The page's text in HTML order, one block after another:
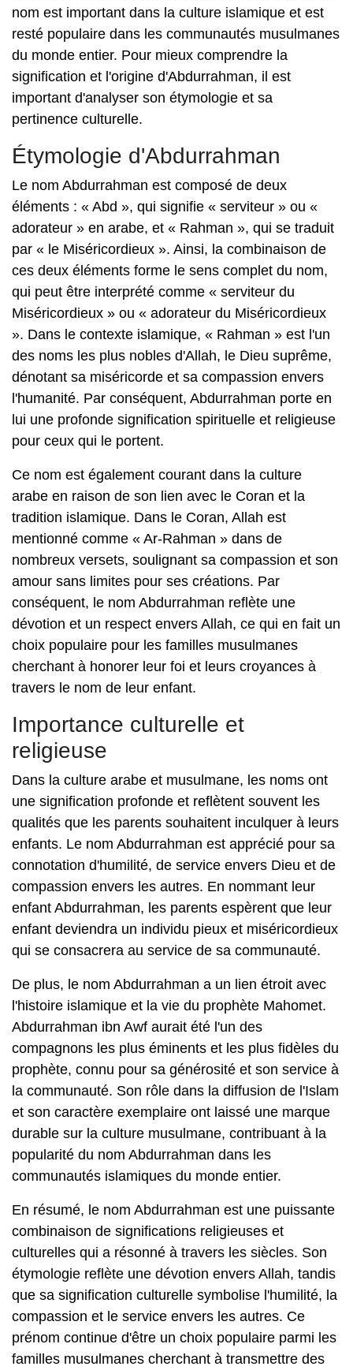
nom est important dans la culture islamique et est
resté populaire dans les communautés musulmanes
du monde entier. Pour mieux comprendre la
signification et l'origine d'Abdurrahman, il est
important d'analyser son étymologie et sa
pertinence culturelle.
Étymologie d'Abdurrahman
Le nom Abdurrahman est composé de deux
éléments : « Abd », qui signifie « serviteur » ou «
adorateur » en arabe, et « Rahman », qui se traduit
par « le Miséricordieux ». Ainsi, la combinaison de
ces deux éléments forme le sens complet du nom,
qui peut être interprété comme « serviteur du
Miséricordieux » ou « adorateur du Miséricordieux
». Dans le contexte islamique, « Rahman » est l'un
des noms les plus nobles d'Allah, le Dieu suprême,
dénotant sa miséricorde et sa compassion envers
l'humanité. Par conséquent, Abdurrahman porte en
lui une profonde signification spirituelle et religieuse
pour ceux qui le portent.
Ce nom est également courant dans la culture
arabe en raison de son lien avec le Coran et la
tradition islamique. Dans le Coran, Allah est
mentionné comme « Ar-Rahman » dans de
nombreux versets, soulignant sa compassion et son
amour sans limites pour ses créations. Par
conséquent, le nom Abdurrahman reflète une
dévotion et un respect envers Allah, ce qui en fait un
choix populaire pour les familles musulmanes
cherchant à honorer leur foi et leurs croyances à
travers le nom de leur enfant.
Importance culturelle et
religieuse
Dans la culture arabe et musulmane, les noms ont
une signification profonde et reflètent souvent les
qualités que les parents souhaitent inculquer à leurs
enfants. Le nom Abdurrahman est apprécié pour sa
connotation d'humilité, de service envers Dieu et de
compassion envers les autres. En nommant leur
enfant Abdurrahman, les parents espèrent que leur
enfant deviendra un individu pieux et miséricordieux
qui se consacrera au service de sa communauté.
De plus, le nom Abdurrahman a un lien étroit avec
l'histoire islamique et la vie du prophète Mahomet.
Abdurrahman ibn Awf aurait été l'un des
compagnons les plus éminents et les plus fidèles du
prophète, connu pour sa générosité et son service à
la communauté. Son rôle dans la diffusion de l'Islam
et son caractère exemplaire ont laissé une marque
durable sur la culture musulmane, contribuant à la
popularité du nom Abdurrahman dans les
communautés islamiques du monde entier.
En résumé, le nom Abdurrahman est une puissante
combinaison de significations religieuses et
culturelles qui a résonné à travers les siècles. Son
étymologie reflète une dévotion envers Allah, tandis
que sa signification culturelle symbolise l'humilité, la
compassion et le service envers les autres. Ce
prénom continue d'être un choix populaire parmi les
familles musulmanes cherchant à transmettre des